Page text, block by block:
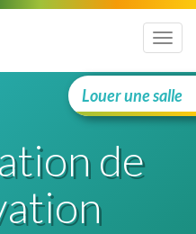
Menu
Louer une salle
de